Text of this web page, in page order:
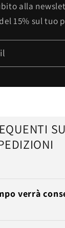
alla
15% sul tuo
verrà